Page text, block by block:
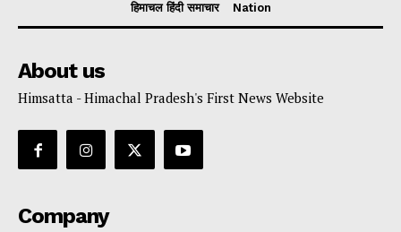
हिमाचल हिंदी समाचार
Nation
About us
Himsatta - Himachal Pradesh's First News Website
Company